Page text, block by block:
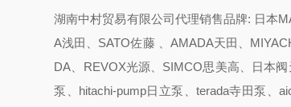
湖南中村贸易有限公司代理销售品牌: 日本
A浅田、SATO佐藤 、AMADA天田、
DA、REVOX光源、SIMCO思美高、日本
泵、hitachi-pump日立泵、terada寺田泵、